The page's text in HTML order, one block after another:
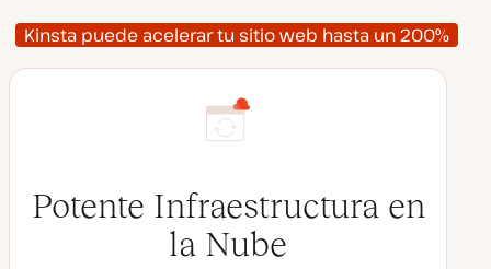
Kinsta puede acelerar tu sitio web hasta un 200%
Potente Infraestructura en
la Nube